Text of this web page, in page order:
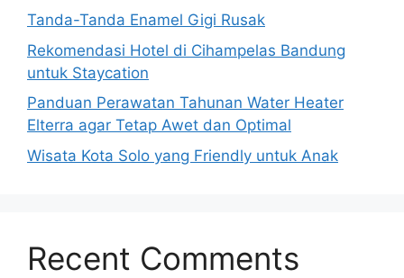
Tanda-Tanda Enamel Gigi Rusak
Rekomendasi Hotel di Cihampelas Bandung
untuk Staycation
Panduan Perawatan Tahunan Water Heater
Elterra agar Tetap Awet dan Optimal
Wisata Kota Solo yang Friendly untuk Anak
Recent Comments